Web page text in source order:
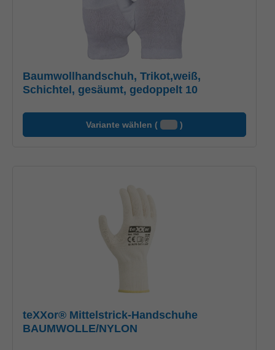
Baumwollhandschuh, Trikot,weiß,
Schichtel, gesäumt, gedoppelt 10
Variante wählen ( )
teXXor® Mittelstrick-Handschuhe
BAUMWOLLE/NYLON